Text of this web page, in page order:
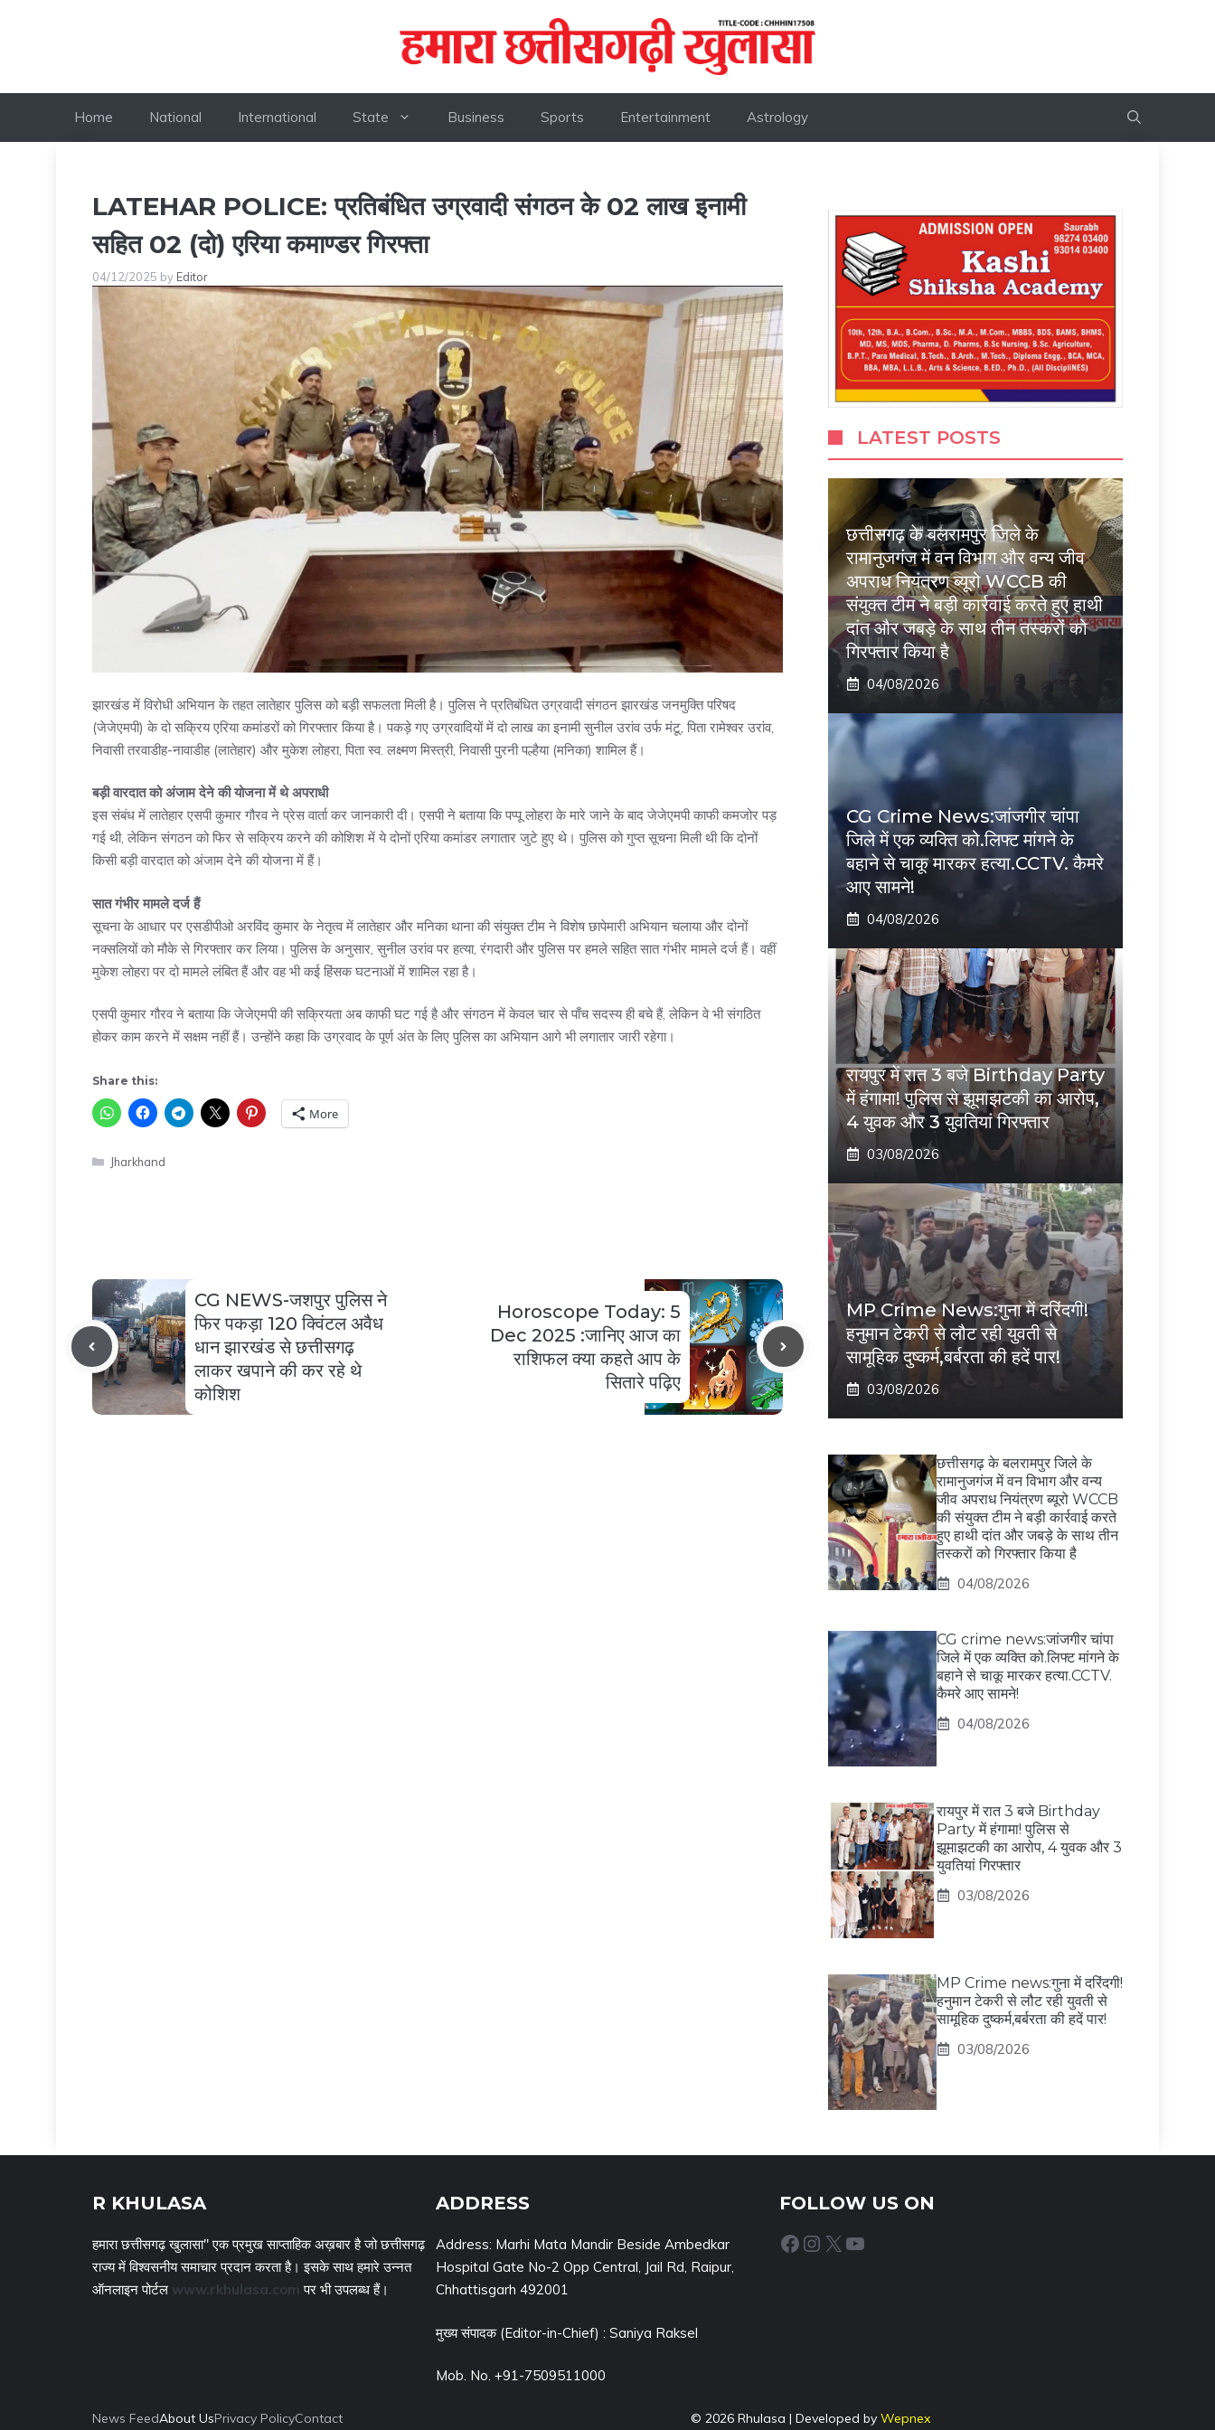
Home National International State Business Sports Entertainment Astrology
LATEHAR POLICE: प्रतिबंधित उग्रवादी संगठन के 02 लाख इनामी
सहित 02 (दो) एरिया कमाण्डर गिरफ्ता
04/12/2025 by Editor
झारखंड में विरोधी अभियान के तहत लातेहार पुलिस को बड़ी सफलता मिली है। पुलिस ने प्रतिबंधित उग्रवादी संगठन झारखंड जनमुक्ति परिषद
(जेजेएमपी) के दो सक्रिय एरिया कमांडरों को गिरफ्तार किया है। पकड़े गए उग्रवादियों में दो लाख का इनामी सुनील उरांव उर्फ मंटू, पिता रामेश्वर उरांव,
निवासी तरवाडीह-नावाडीह (लातेहार) और मुकेश लोहरा, पिता स्व. लक्ष्मण मिस्त्री, निवासी पुरनी पल्हैया (मनिका) शामिल हैं।
बड़ी वारदात को अंजाम देने की योजना में थे अपराधी
इस संबंध में लातेहार एसपी कुमार गौरव ने प्रेस वार्ता कर जानकारी दी। एसपी ने बताया कि पप्पू लोहरा के मारे जाने के बाद जेजेएमपी काफी कमजोर पड़
गई थी, लेकिन संगठन को फिर से सक्रिय करने की कोशिश में ये दोनों एरिया कमांडर लगातार जुटे हुए थे। पुलिस को गुप्त सूचना मिली थी कि दोनों
किसी बड़ी वारदात को अंजाम देने की योजना में हैं।
सात गंभीर मामले दर्ज हैं
सूचना के आधार पर एसडीपीओ अरविंद कुमार के नेतृत्व में लातेहार और मनिका थाना की संयुक्त टीम ने विशेष छापेमारी अभियान चलाया और दोनों
नक्सलियों को मौके से गिरफ्तार कर लिया। पुलिस के अनुसार, सुनील उरांव पर हत्या, रंगदारी और पुलिस पर हमले सहित सात गंभीर मामले दर्ज हैं। वहीं
मुकेश लोहरा पर दो मामले लंबित हैं और वह भी कई हिंसक घटनाओं में शामिल रहा है।
एसपी कुमार गौरव ने बताया कि जेजेएमपी की सक्रियता अब काफी घट गई है और संगठन में केवल चार से पाँच सदस्य ही बचे हैं, लेकिन वे भी संगठित
होकर काम करने में सक्षम नहीं हैं। उन्होंने कहा कि उग्रवाद के पूर्ण अंत के लिए पुलिस का अभियान आगे भी लगातार जारी रहेगा।
Share this:
More
Categories
Jharkhand
CG NEWS-जशपुर पुलिस ने
फिर पकड़ा 120 क्विंटल अवैध
धान झारखंड से छत्तीसगढ़
लाकर खपाने की कर रहे थे
कोशिश
Horoscope Today: 5
Dec 2025 :जानिए आज का
राशिफल क्या कहते आप के
सितारे पढ़िए
LATEST POSTS
छत्तीसगढ़ के बलरामपुर जिले के
रामानुजगंज में वन विभाग और वन्य जीव
अपराध नियंत्रण ब्यूरो WCCB की
संयुक्त टीम ने बड़ी कार्रवाई करते हुए हाथी
दांत और जबड़े के साथ तीन तस्करों को
गिरफ्तार किया है
04/08/2026
CG Crime News:जांजगीर चांपा
जिले में एक व्यक्ति को.लिफ्ट मांगने के
बहाने से चाकू मारकर हत्या.CCTV. कैमरे
आए सामने!
04/08/2026
रायपुर में रात 3 बजे Birthday Party
में हंगामा! पुलिस से झूमाझटकी का आरोप,
4 युवक और 3 युवतियां गिरफ्तार
03/08/2026
MP Crime News:गुना में दरिंदगी!
हनुमान टेकरी से लौट रही युवती से
सामूहिक दुष्कर्म,बर्बरता की हदें पार!
03/08/2026
छत्तीसगढ़ के बलरामपुर जिले के
रामानुजगंज में वन विभाग और वन्य
जीव अपराध नियंत्रण ब्यूरो WCCB
की संयुक्त टीम ने बड़ी कार्रवाई करते
हुए हाथी दांत और जबड़े के साथ तीन
तस्करों को गिरफ्तार किया है
04/08/2026
CG crime news:जांजगीर चांपा
जिले में एक व्यक्ति को.लिफ्ट मांगने के
बहाने से चाकू मारकर हत्या.CCTV.
कैमरे आए सामने!
04/08/2026
रायपुर में रात 3 बजे Birthday
Party में हंगामा! पुलिस से
झूमाझटकी का आरोप, 4 युवक और 3
युवतियां गिरफ्तार
03/08/2026
MP Crime news:गुना में दरिंदगी!
हनुमान टेकरी से लौट रही युवती से
सामूहिक दुष्कर्म,बर्बरता की हदें पार!
03/08/2026
R KHULASA
हमारा छत्तीसगढ़ खुलासा" एक प्रमुख साप्ताहिक अख़बार है जो छत्तीसगढ़
राज्य में विश्वसनीय समाचार प्रदान करता है। इसके साथ हमारे उन्नत
ऑनलाइन पोर्टल www.rkhulasa.com पर भी उपलब्ध हैं।
ADDRESS
Address: Marhi Mata Mandir Beside Ambedkar
Hospital Gate No-2 Opp Central, Jail Rd, Raipur,
Chhattisgarh 492001
मुख्य संपादक (Editor-in-Chief) : Saniya Raksel
Mob. No. +91-7509511000
FOLLOW US ON
Facebook Instagram X YouTube
News FeedAbout UsPrivacy PolicyContact © 2026 Rhulasa | Developed by Wepnex